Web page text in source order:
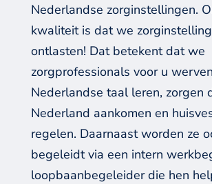
Nederlandse zorginstellingen.
kwaliteit is dat we
ontlasten! Dat betekent dat we
zorgprofessionals voor u
Nederlandse taal leren, zorgen
Nederland aankomen en
regelen. Daarnaast worden ze
begeleidtvia een intern
loopbaanbegeleider die hen